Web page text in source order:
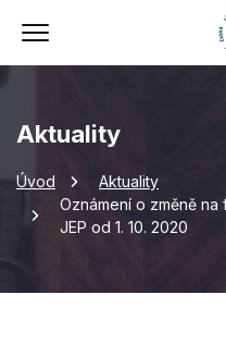
Aktuality
Úvod
Aktuality
Oznámení o změně
JEP od 1. 10. 2020